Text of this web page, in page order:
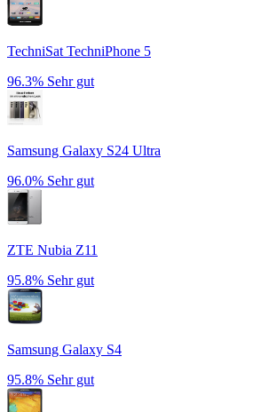
TechniSat TechniPhone 5
96.3% Sehr gut
Samsung Galaxy S24 Ultra
96.0% Sehr gut
ZTE Nubia Z11
95.8% Sehr gut
Samsung Galaxy S4
95.8% Sehr gut